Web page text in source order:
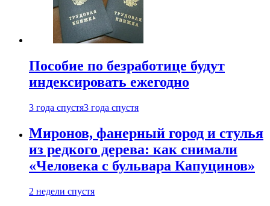
Пособие по безработице будут
индексировать ежегодно
3 года спустя3 года спустя
Миронов, фанерный город и стулья
из редкого дерева: как снимали
«Человека с бульвара Капуцинов»
2 недели спустя